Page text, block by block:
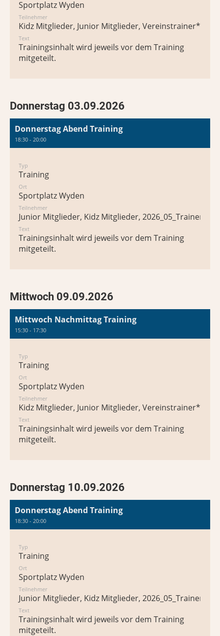
Sportplatz Wyden
Teilnehmer
Kidz Mitglieder, Junior Mitglieder, Vereinstrainer*in
Text
Trainingsinhalt wird jeweils vor dem Training
mitgeteilt.
Donnerstag 03.09.2026
Donnerstag Abend Training
18:30 - 20:00
Typ
Training
Ort
Sportplatz Wyden
Teilnehmer
Junior Mitglieder, Kidz Mitglieder, 2026_05_Trainer*in
Text
Trainingsinhalt wird jeweils vor dem Training
mitgeteilt.
Mittwoch 09.09.2026
Mittwoch Nachmittag Training
15:30 - 17:30
Typ
Training
Ort
Sportplatz Wyden
Teilnehmer
Kidz Mitglieder, Junior Mitglieder, Vereinstrainer*in
Text
Trainingsinhalt wird jeweils vor dem Training
mitgeteilt.
Donnerstag 10.09.2026
Donnerstag Abend Training
18:30 - 20:00
Typ
Training
Ort
Sportplatz Wyden
Teilnehmer
Junior Mitglieder, Kidz Mitglieder, 2026_05_Trainer*in
Text
Trainingsinhalt wird jeweils vor dem Training
mitgeteilt.